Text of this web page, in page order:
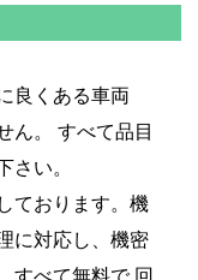
良くある車両
ん。 すべて品目
さい。
ております。機
に対応し、機密
すべて無料で 回